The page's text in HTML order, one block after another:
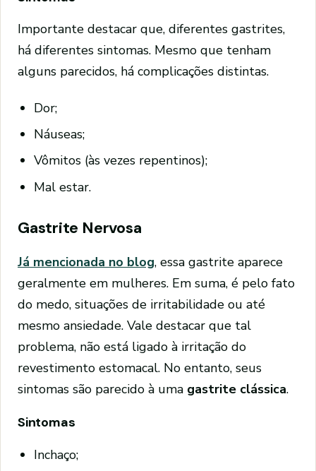
Importante destacar que, diferentes gastrites,
há diferentes sintomas. Mesmo que tenham
alguns parecidos, há complicações distintas.
Dor;
Náuseas;
Vômitos (às vezes repentinos);
Mal estar.
Gastrite Nervosa
Já mencionada no blog, essa gastrite aparece
geralmente em mulheres. Em suma, é pelo fato
do medo, situações de irritabilidade ou até
mesmo ansiedade. Vale destacar que tal
problema, não está ligado à irritação do
revestimento estomacal. No entanto, seus
sintomas são parecido à uma gastrite clássica.
Sintomas
Inchaço;